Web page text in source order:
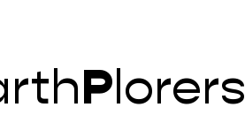
P lorers